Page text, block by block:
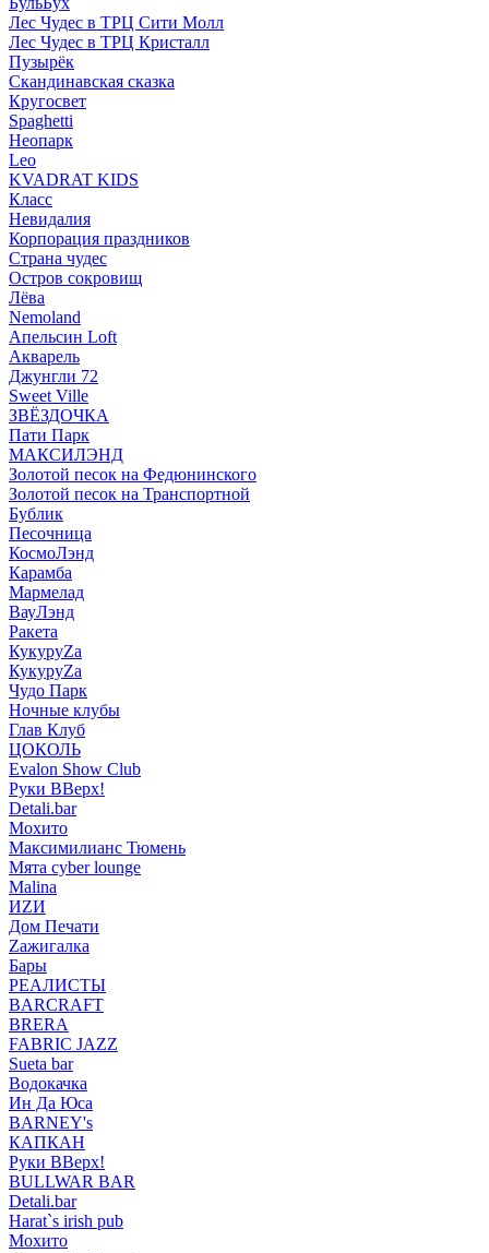
Лес Чудес в ТРЦ Сити Молл
Лес Чудес в ТРЦ Кристалл
Пузырëк
Скандинавская сказка
Кругосвет
Spaghetti
Неопарк
Leo
KVADRAT KIDS
Класс
Невидалия
Корпорация праздников
Страна чудес
Остров сокровищ
Лёва
Nemoland
Апельсин Loft
Акварель
Джунгли 72
Sweet Ville
ЗВЁЗДОЧКА
Пати Парк
МАКСИЛЭНД
Золотой песок на Федюнинского
Золотой песок на Транспортной
Бублик
Песочница
КосмоЛэнд
Карамба
Мармелад
ВауЛэнд
Ракета
КукуруZа
КукуруZа
Чудо Парк
Ночные клубы
Глав Клуб
ЦОКОЛЬ
Evalon Show Club
Руки ВВерх!
Detali.bar
Мохито
Максимилианс Тюмень
Мята cyber lounge
Malina
ИZИ
Дом Печати
Zажигалка
Бары
РЕАЛИСТЫ
BARCRAFT
BRERA
FABRIC JAZZ
Sueta bar
Водокачка
Ин Да Юса
BARNEY's
КАПКАН
Руки ВВерх!
BULLWAR BAR
Detali.bar
Harat`s irish pub
Мохито